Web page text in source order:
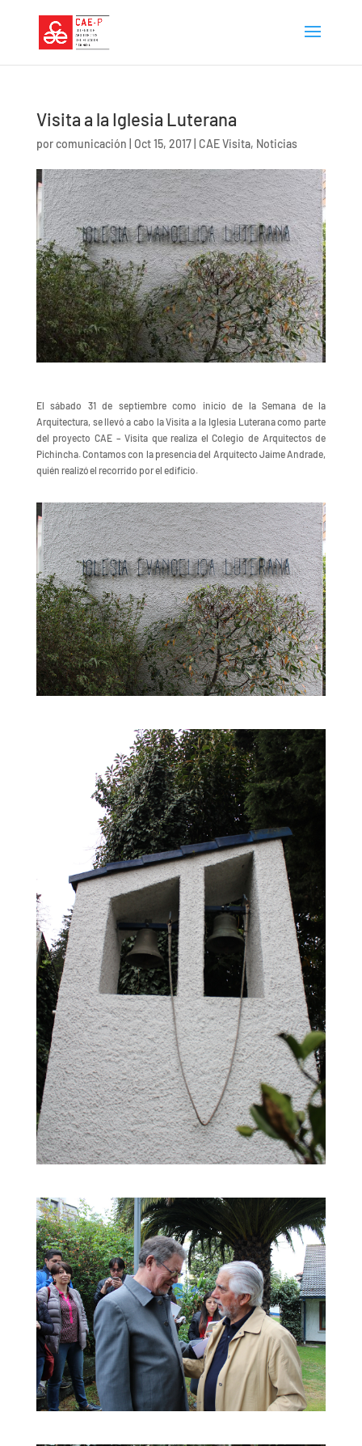
Visita a la Iglesia Luterana
porcomunicación Oct 15, 2017| CAE Visita, Noticias
El sábado 31 de septiembre como inicio de la Semana de la
Arquitectura, se llevó a cabo la Visita a la Iglesia Luterana como parte
del proyecto CAE – Visita que realiza el Colegio de Arquitectos de
Pichincha. Contamos con la presencia del Arquitecto Jaime Andrade,
quién realizó el recorrido por el edificio.